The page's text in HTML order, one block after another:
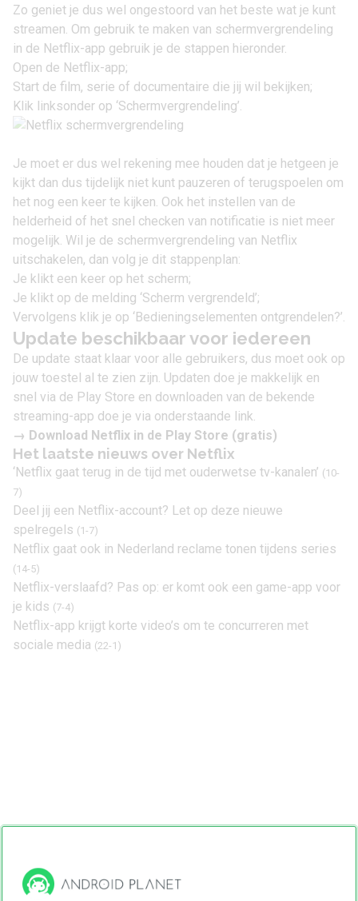
Zo geniet je dus wel ongestoord van het beste wat je kunt
streamen. Om gebruik te maken van schermvergrendeling
in de Netflix-app gebruik je de stappen hieronder.
Open de Netflix-app;
Start de film, serie of documentaire die jij wil bekijken;
Klik linksonder op ‘Schermvergrendeling’.
Je moet er dus wel rekening mee houden dat je hetgeen je
kijkt dan dus tijdelijk niet kunt pauzeren of terugspoelen om
het nog een keer te kijken. Ook het instellen van de
helderheid of het snel checken van notificatie is niet meer
mogelijk. Wil je de schermvergrendeling van Netflix
uitschakelen, dan volg je dit stappenplan:
Je klikt een keer op het scherm;
Je klikt op de melding ‘Scherm vergrendeld’;
Vervolgens klik je op ‘Bedieningselementen ontgrendelen?’.
Update beschikbaar voor iedereen
De update staat klaar voor alle gebruikers, dus moet ook op
jouw toestel al te zien zijn. Updaten doe je makkelijk en
snel via de Play Store en downloaden van de bekende
streaming-app doe je via onderstaande link.
→ Download Netflix in de Play Store (gratis)
Het laatste nieuws over Netflix
‘Netflix gaat terug in de tijd met ouderwetse tv-kanalen’ (10-
7)
Deel jij een Netflix-account? Let op deze nieuwe
spelregels (1-7)
Netflix gaat ook in Nederland reclame tonen tijdens series
(14-5)
Netflix-verslaafd? Pas op: er komt ook een game-app voor
je kids (7-4)
Netflix-app krijgt korte video’s om te concurreren met
sociale media (22-1)